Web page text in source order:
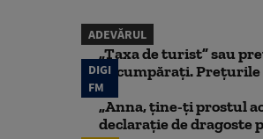
ADEVĂRUL
„Taxa de turist” sau
să cumpărați. Prețurile
DIGI
FM
„Anna, ţine-ţi prostul
declaraţie de dragoste